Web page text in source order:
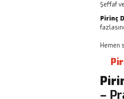
Şeffaf
Pirinç
Hemen
–